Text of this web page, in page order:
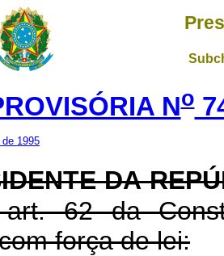
No
1995
DA
62 da
força de lei: